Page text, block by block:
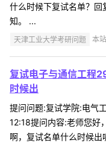
什么时候下复试名单？回
知。 ...
天津工业大学考研问题 本
复试电子与通信工程
时候出
提问问题:复试学院:电气
12:18提问内容:老师您好
啊，复试名单什么时候